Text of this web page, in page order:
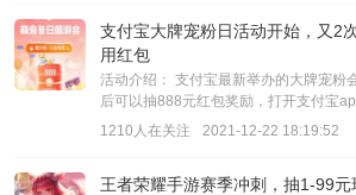
支付宝大牌宠粉日活动开始，又2
用红包
活动介绍： 支付宝最新举办的大牌宠粉
后可以抽888元红包奖励，打开支付宝
1210人在关注
2021-12-22 18:19:52
王者荣耀手游赛季冲刺，抽1-99元